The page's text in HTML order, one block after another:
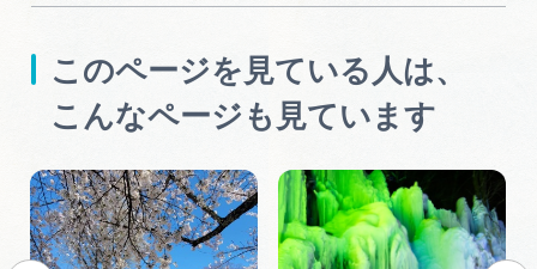
このページを見ている人は、
こんなページも見ています